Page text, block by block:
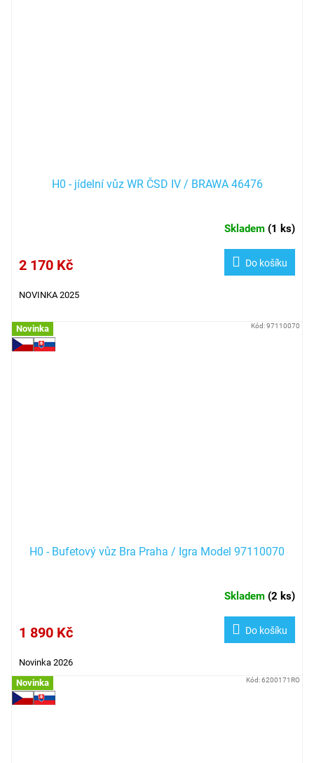
H0 - jídelní vůz WR ČSD IV / BRAWA 46476
Skladem (1 ks)
2 170 Kč Do košíku
NOVINKA 2025
Novinka
H0 - Bufetový vůz Bra Praha / Igra Model 97110070
Skladem (2 ks)
1 890 Kč Do košíku
Novinka 2026
Kód:97110070
Novinka Kód:6200171RO